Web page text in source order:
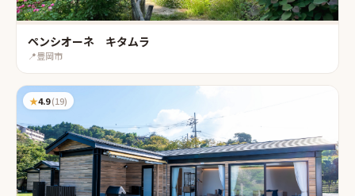
ペンシオーネ キタムラ
📍豊岡市
★4.9(19)